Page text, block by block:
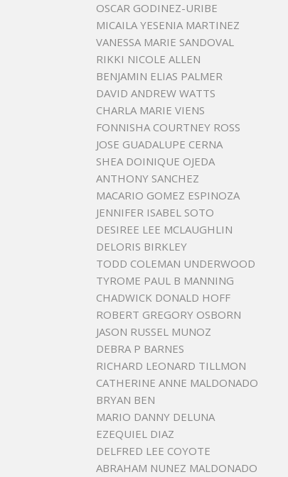
OSCAR GODINEZ-URIBE
MICAILA YESENIA MARTINEZ
VANESSA MARIE SANDOVAL
RIKKI NICOLE ALLEN
BENJAMIN ELIAS PALMER
DAVID ANDREW WATTS
CHARLA MARIE VIENS
FONNISHA COURTNEY ROSS
JOSE GUADALUPE CERNA
SHEA DOINIQUE OJEDA
ANTHONY SANCHEZ
MACARIO GOMEZ ESPINOZA
JENNIFER ISABEL SOTO
DESIREE LEE MCLAUGHLIN
DELORIS BIRKLEY
TODD COLEMAN UNDERWOOD
TYROME PAUL B MANNING
CHADWICK DONALD HOFF
ROBERT GREGORY OSBORN
JASON RUSSEL MUNOZ
DEBRA P BARNES
RICHARD LEONARD TILLMON
CATHERINE ANNE MALDONADO
BRYAN BEN
MARIO DANNY DELUNA
EZEQUIEL DIAZ
DELFRED LEE COYOTE
ABRAHAM NUNEZ MALDONADO